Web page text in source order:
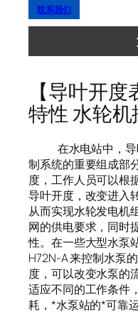
联系我们
【导叶开
特性 水轮机
在水电站中，导
制系统的重要组成部
度，工作人员可以根
导叶开度，改变进入
从而实现水轮发电机
网的供电要求，同时
性。在一些大型水泵
H72N-A 来控制水泵
度，可以改变水泵的
适应不同的工作条件
耗，*水泵站的*可靠运